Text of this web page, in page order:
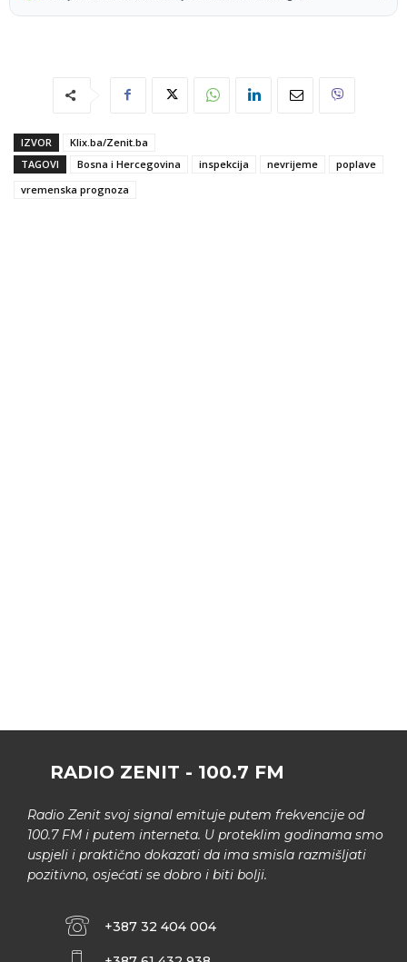
IZVOR
Klix.ba/Zenit.ba
TAGOVI
Bosna i Hercegovina inspekcija nevrijeme
poplave
vremenska prognoza
RADIO ZENIT - 100.7 FM
Radio Zenit svoj signal emituje putem frekvencije od
100.7 FM i putem interneta. U proteklim godinama smo
uspjeli i praktično dokazati da ima smisla razmišljati
pozitivno, osjećati se dobro i biti bolji.
+387 32 404 004